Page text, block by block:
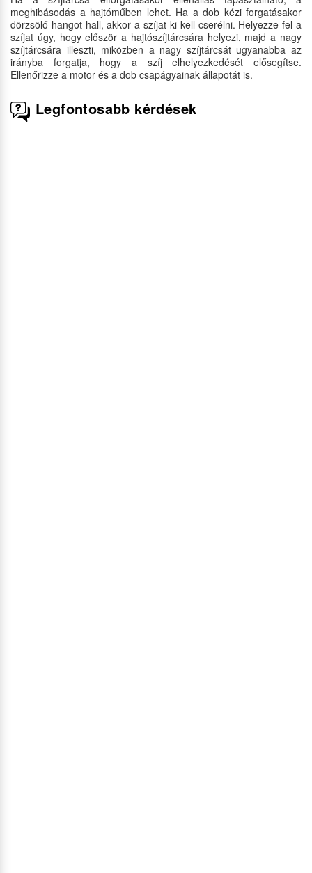
meghibásodás a hajtóműben lehet. Ha a dob kézi forgatásakor
dörzsölő hangot hall, akkor a szíjat ki kell cserélni. Helyezze fel a
szíjat úgy, hogy először a hajtószíjtárcsára helyezi, majd a nagy
szíjtárcsára illeszti, miközben a nagy szíjtárcsát ugyanabba az
irányba forgatja, hogy a szíj elhelyezkedését elősegítse.
Ellenőrizze a motor és a dob csapágyainak állapotát is.
Legfontosabb kérdések